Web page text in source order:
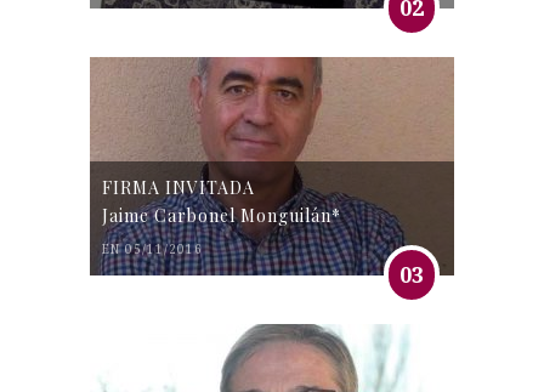
02
FIRMA INVITADA
Jaime Carbonel Monguilán*
EN 05/11/2016
03